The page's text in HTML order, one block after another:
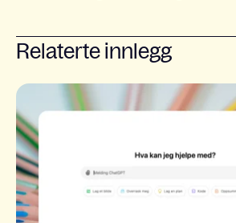
Relaterte innlegg